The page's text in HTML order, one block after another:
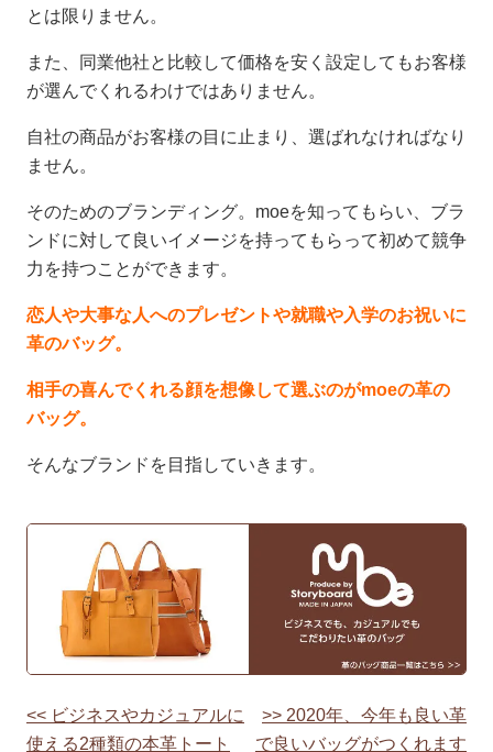
とは限りません。
また、同業他社と比較して価格を安く設定してもお客様
が選んでくれるわけではありません。
自社の商品がお客様の目に止まり、選ばれなければなり
ません。
そのためのブランディング。moeを知ってもらい、ブラ
ンドに対して良いイメージを持ってもらって初めて競争
力を持つことができます。
恋人や大事な人へのプレゼントや就職や入学のお祝いに
革のバッグ。
相手の喜んでくれる顔を想像して選ぶのがmoeの革の
バッグ。
そんなブランドを目指していきます。
投
<< ビジネスやカジュアルに
使える2種類の本革トート
>> 2020年、今年も良い革
で良いバッグがつくれます